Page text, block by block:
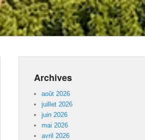
Archives
août 2026
juillet 2026
juin 2026
mai 2026
avril 2026